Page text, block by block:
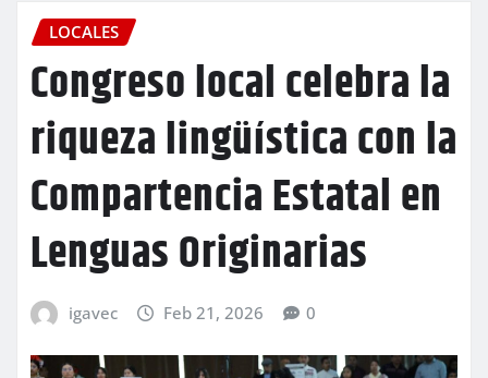
LOCALES
Congreso local celebra la
riqueza lingüística con la
Compartencia Estatal en
Lenguas Originarias
igavec Feb 21, 2026 0